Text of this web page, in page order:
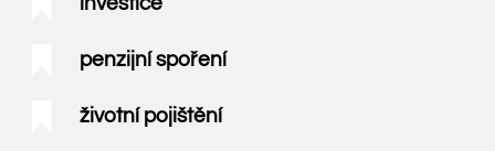
penzijní spoření
životní pojištění